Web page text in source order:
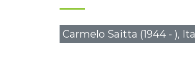
Carmelo Saitta (1944 - ),